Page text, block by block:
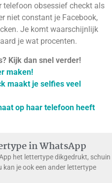
telefoon obsessief checkt als
niet constant je Facebook,
Je komt waarschijnlijk
je wat procenten.
Kijk dan snel verder!
maken!
maakt je selfies veel
op haar telefoon heeft
in WhatsApp
het lettertype dikgedrukt, schuin
je ook een ander lettertype